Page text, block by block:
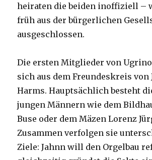
heiraten die beiden inoffiziell –
früh aus der bürgerlichen
ausgeschlossen.
Die ersten Mitglieder von
sich aus dem Freundeskreis von
Harms. Hauptsächlich besteht
jungen Männern wie dem
Buse oder dem Mäzen Lorenz
Zusammen verfolgen sie
Ziele: Jahnn will den Orgelbau